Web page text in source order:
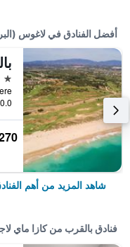
أفضل الفنادق في لاغوس
5 نجوم
0.0 كيلومتر عن وسط المدينة
شاهد المزيد من أهم
فنادق بالقرب من كازا ماي